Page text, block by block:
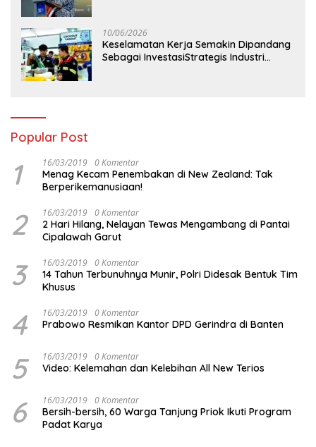
10/06/2026
Keselamatan Kerja Semakin Dipandang
Sebagai InvestasiStrategis Industri
Popular Post
1 16/03/2019 0 Komentar
Menag Kecam Penembakan di New Zealand: Tak
Berperikemanusiaan!
2 16/03/2019 0 Komentar
2 Hari Hilang, Nelayan Tewas Mengambang di Pantai
Cipalawah Garut
3 16/03/2019 0 Komentar
14 Tahun Terbunuhnya Munir, Polri Didesak Bentuk Tim
Khusus
4 16/03/2019 0 Komentar
Prabowo Resmikan Kantor DPD Gerindra di Banten
5 16/03/2019 0 Komentar
Video: Kelemahan dan Kelebihan All New Terios
6 16/03/2019 0 Komentar
Bersih-bersih, 60 Warga Tanjung Priok Ikuti Program
Padat Karya